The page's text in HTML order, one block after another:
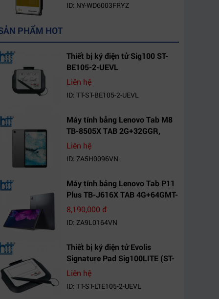
ID: NY-WD6003FRYZ
PHẨM HOT
Thiết bị ký điện tử Sig100 ST-
BE105-2-UEVL
Liên hệ
ID: TT-ST-BE105-2-UEVL
Máy tính bảng Lenovo Tab M8
TB-8505X TAB 2G+32GGR,
VN_ZA5H0096VN
Liên hệ
ID: ZA5H0096VN
Máy tính bảng Lenovo Tab P11
Plus TB-J616X TAB 4G+64GMT-
VN Xanh Mòng
8,190,000 đ
ID: ZA9L0164VN
Thiết bị ký điện tử Evolis
Signature Pad Sig100LITE (ST-
LTE105-2-UEVL)
Liên hệ
ID: TT-ST-LTE105-2-UEVL